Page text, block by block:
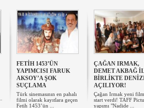
FETİH 1453’ÜN
YAPIMCISI FARUK
AKSOY’A ŞOK
SUÇLAMA
Türk sinemasının en pahalı
filmi olarak kayıtlara geçen
Fetih 1453’ün ...
ÇAĞAN IRMAK,
DEMET AKBAĞ
BİRLİKTE
AÇILIYOR!
Çağan Irmak yeni
start verdi! TAFF
yapımı "Nadide ...